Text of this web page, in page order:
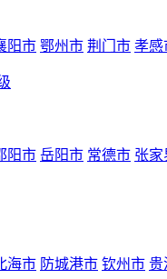
阳市 鄂州市 荆门市 孝感
阳市 岳阳市 常德市 张家
海市 防城港市 钦州市 贵